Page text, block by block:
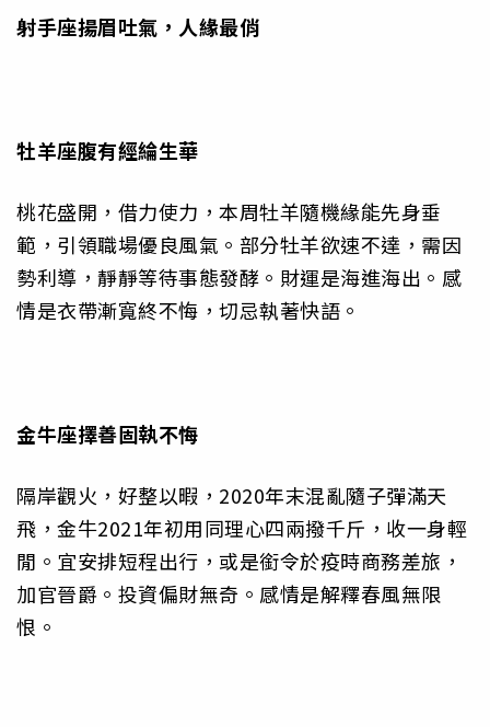
射手座揚眉吐氣，人緣最俏
牡羊座腹有經綸生華
桃花盛開，借力使力，本周牡羊隨機緣能先身垂
範，引領職場優良風氣。部分牡羊欲速不達，需因
勢利導，靜靜等待事態發酵。財運是海進海出。感
情是衣帶漸寬終不悔，切忌執著快語。
金牛座擇善固執不悔
隔岸觀火，好整以暇，2020年末混亂隨子彈滿天
飛，金牛2021年初用同理心四兩撥千斤，收一身輕
閒。宜安排短程出行，或是銜令於疫時商務差旅，
加官晉爵。投資偏財無奇。感情是解釋春風無限
恨。